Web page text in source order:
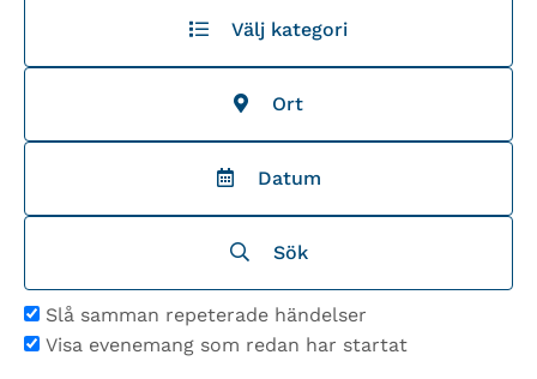
Välj kategori
Ort
Datum
Sök
Slå samman repeterade händelser
Visa evenemang som redan har startat